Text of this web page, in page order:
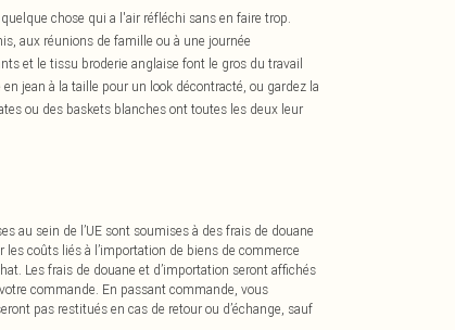
chose qui a l'air réfléchi sans en faire trop.
aux réunions de famille ou à une journée
et le tissu broderie anglaise font le gros du travail
jean à la taille pour un look décontracté, ou gardez la
ou des baskets blanches ont toutes les deux leur
au sein de l’UE sont soumises à des frais de douane
coûts liés à l’importation de biens de commerce
Les frais de douane et d’importation seront affichés
commande. En passant commande, vous
pas restitués en cas de retour ou d’échange, sauf